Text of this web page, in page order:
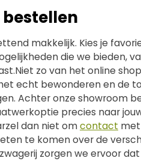
makkelijk. Kies je
die we bieden,
zo van het online
echt bewonderen en de
Achter onze showroom
precies naar
dan niet omcontact
te komen over de
zorgen we ervoor